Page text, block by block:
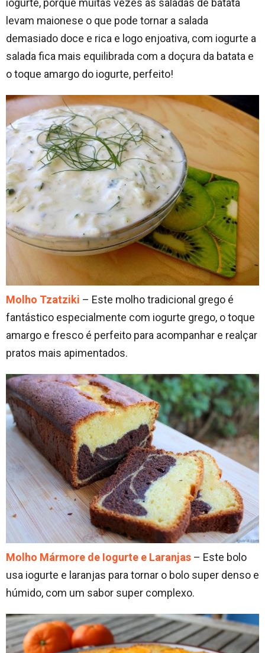
iogurte, porque muitas vezes as saladas de batata
levam maionese o que pode tornar a salada
demasiado doce e rica e logo enjoativa, com iogurte a
salada fica mais equilibrada com a doçura da batata e
o toque amargo do iogurte, perfeito!
Molho Tzatziki – Este molho tradicional grego é
fantástico especialmente com iogurte grego, o toque
amargo e fresco é perfeito para acompanhar e realçar
pratos mais apimentados.
Molho Mármore de Iogurte e Laranjas – Este bolo
usa iogurte e laranjas para tornar o bolo super denso e
húmido, com um sabor super complexo.